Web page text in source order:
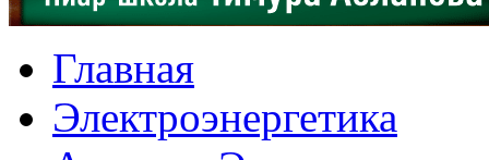
Главная
Электроэнергетика